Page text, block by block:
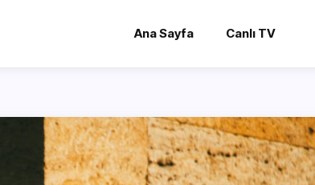
Ana Sayfa Canlı TV